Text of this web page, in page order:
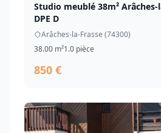
Studio meublé 38m² Arâches-
DPE D
Arâches-la-Frasse (74300)
38.00 m²1.0 pièce
850 €